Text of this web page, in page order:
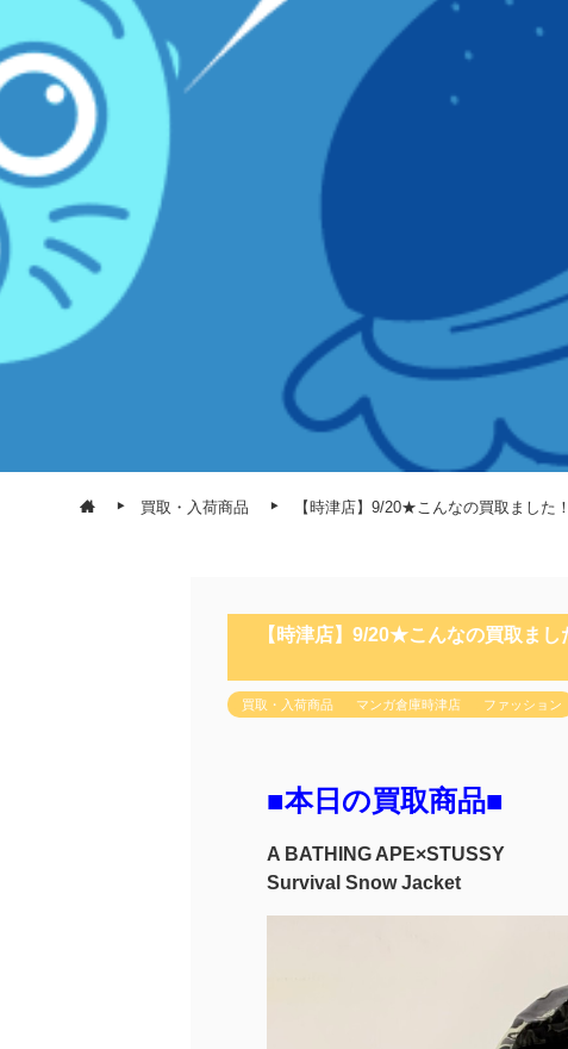
買取・入荷商品 【時津店】9/20★こんなの買取まし
【時津店】9/20★こんなの買取ま
買取・入荷商品 マンガ倉庫時津店 ファッション
■本日の買取商品■
A BATHING APE×STUSSY
Survival Snow Jacket